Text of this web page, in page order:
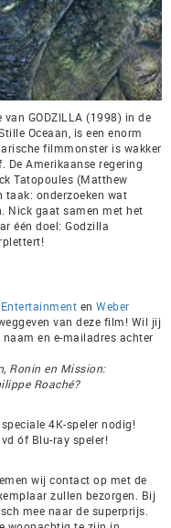
GODZILLA (1998) in de
Oceaan, is een enorm
filmmonster is wakker
De Amerikaanse regering
Tatopoules (Matthew
onderzoeken wat
Nick gaat samen met het
één doel: Godzilla
en Weber
van deze film! Wil jij
en e-mailadres achter
Ronin en Mission:
Roaché?
4K-speler nodig!
óf Blu-ray speler!
wij contact op met de
zullen bezorgen. Bij
mee naar de superprijs.